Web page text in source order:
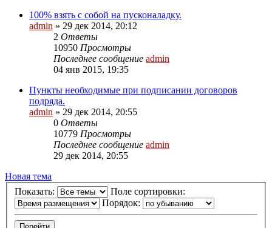
100% взять с собой на пусконаладку.
admin » 29 дек 2014, 20:12
2 Ответы
10950 Просмотры
Последнее сообщение admin
04 янв 2015, 19:35
Пункты необходимые при подписании договоров
подряда.
admin » 29 дек 2014, 20:55
0 Ответы
10779 Просмотры
Последнее сообщение admin
29 дек 2014, 20:55
Новая тема
Показать:
Поле сортировки:
Порядок: